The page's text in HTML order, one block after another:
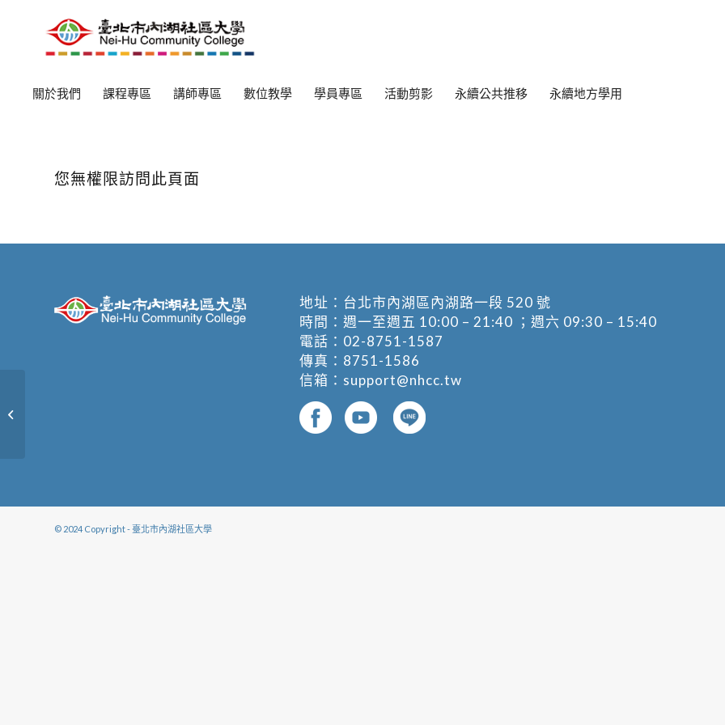
關於我們 課程專區 講師專區 數位教學 學員專區 活動剪影 永續公共推移 永續地方學用
您無權限訪問此頁面
地址： 台北市內湖區內湖路一段 520 號
時間：週一至週五 10:00 – 21:40 ；週六 09:30 – 15:40
電話： 02-8751-1587
傳真：8751-1586
信箱： support@nhcc.tw
© 2024 Copyright - 臺北市內湖社區大學